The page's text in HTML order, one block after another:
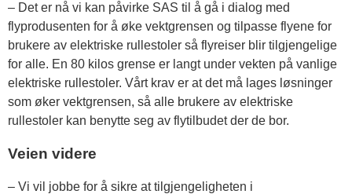
– Det er nå vi kan påvirke SAS til å gå i dialog med
flyprodusenten for å øke vektgrensen og tilpasse flyene for
brukere av elektriske rullestoler så flyreiser blir tilgjengelige
for alle. En 80 kilos grense er langt under vekten på vanlige
elektriske rullestoler. Vårt krav er at det må lages løsninger
som øker vektgrensen, så alle brukere av elektriske
rullestoler kan benytte seg av flytilbudet der de bor.
Veien videre
– Vi vil jobbe for å sikre at tilgjengeligheten i